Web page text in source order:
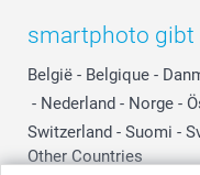
smartphoto gibt
België - Belgique -
- Nederland - Norge -
Switzerland - Suomi -
Other Countries